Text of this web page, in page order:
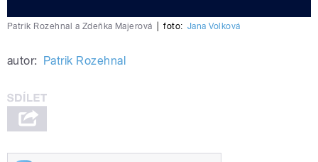
Patrik Rozehnal a Zdeňka Majerová foto: Jana Volková
autor: Patrik Rozehnal